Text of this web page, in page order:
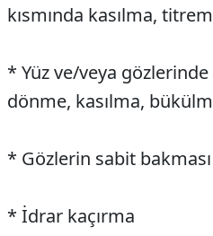
kısmında kasılma,
* Yüz ve/veya
dönme, kasılma,
* Gözlerin sabit
* İdrar kaçırma